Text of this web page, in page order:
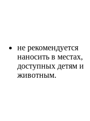
не рекомендуется
наносить в местах,
доступных детям и
животным.